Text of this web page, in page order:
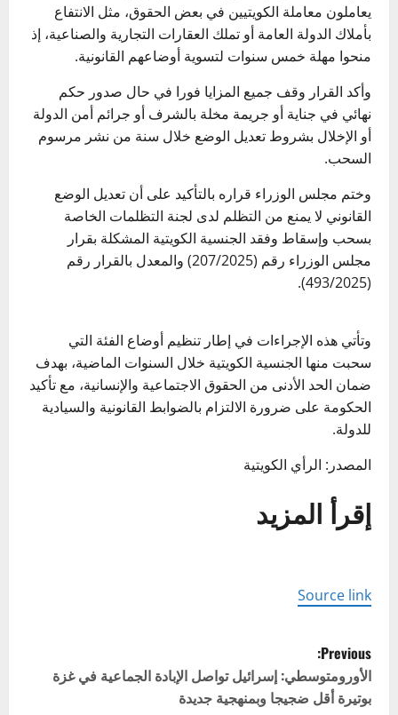
يعاملون معاملة الكويتيين في بعض الحقوق، مثل الانتفاع
بأملاك الدولة العامة أو تملك العقارات التجارية والصناعية، إذ
منحوا مهلة خمس سنوات لتسوية أوضاعهم القانونية.
وأكد القرار وقف جميع المزايا فورا في حال صدور حكم
نهائي في جناية أو جريمة مخلة بالشرف أو جرائم أمن الدولة
أو الإخلال بشروط تعديل الوضع خلال سنة من نشر مرسوم
السحب.
وختم مجلس الوزراء قراره بالتأكيد على أن تعديل الوضع
القانوني لا يمنع من التظلم لدى لجنة التظلمات الخاصة
بسحب وإسقاط وفقد الجنسية الكويتية المشكلة بقرار
مجلس الوزراء رقم (207/2025) والمعدل بالقرار رقم
(493/2025).
وتأتي هذه الإجراءات في إطار تنظيم أوضاع الفئة التي
سحبت منها الجنسية الكويتية خلال السنوات الماضية، بهدف
ضمان الحد الأدنى من الحقوق الاجتماعية والإنسانية، مع تأكيد
الحكومة على ضرورة الالتزام بالضوابط القانونية والسيادية
للدولة.
المصدر: الرأي الكويتية
إقرأ المزيد
Source link
P
o
Previous:
الأورومتوسطي: إسرائيل تواصل الإبادة الجماعية في غزة
بوتيرة أقل ضجيجا وبمنهجية جديدة